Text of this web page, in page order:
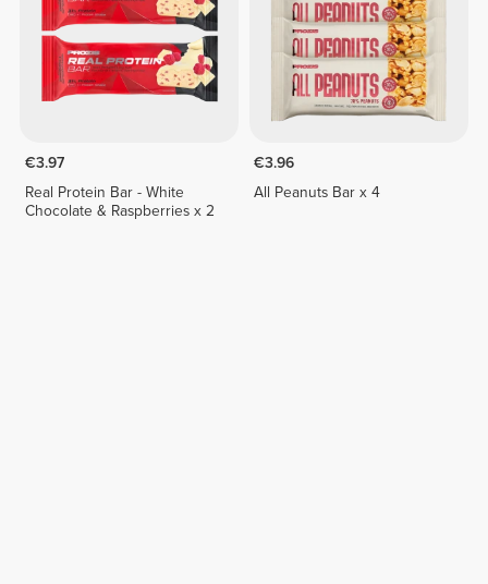
€3.97
Real Protein Bar - White
Chocolate & Raspberries x 2
€3.96
All Peanuts Bar x 4